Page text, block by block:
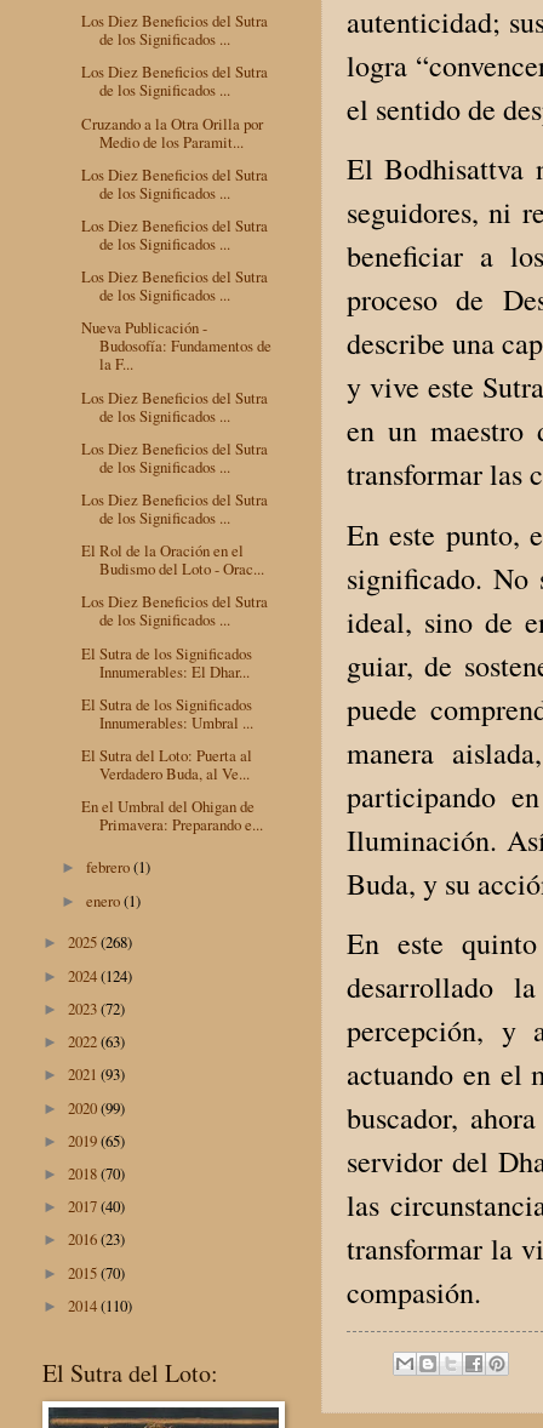
autenticidad;
logra
el sentido de
El Bodhisattva
seguidores, ni
beneficiar a
proceso de
describe una
y vive este
en un maestro
transformar las
En este punto,
significado. No
ideal, sino de
guiar, de
puede
manera
participando
Iluminación.
Buda, y su
En este
desarrollado
percepción, y
actuando en el
buscador,
servidor del
las
transformar la
compasión.
Los Diez Beneficios del Sutra
de los Significados ...
Los Diez Beneficios del Sutra
de los Significados ...
Cruzando a la Otra Orilla por
Medio de los Paramit...
Los Diez Beneficios del Sutra
de los Significados ...
Los Diez Beneficios del Sutra
de los Significados ...
Los Diez Beneficios del Sutra
de los Significados ...
Nueva Publicación -
Budosofía: Fundamentos de
la F...
Los Diez Beneficios del Sutra
de los Significados ...
Los Diez Beneficios del Sutra
de los Significados ...
Los Diez Beneficios del Sutra
de los Significados ...
El Rol de la Oración en el
Budismo del Loto - Orac...
Los Diez Beneficios del Sutra
de los Significados ...
El Sutra de los Significados
Innumerables: El Dhar...
El Sutra de los Significados
Innumerables: Umbral ...
El Sutra del Loto: Puerta al
Verdadero Buda, al Ve...
En el Umbral del Ohigan de
Primavera: Preparando e...
►febrero(1)
►enero(1)
► 2025(268)
► 2024(124)
► 2023(72)
► 2022(63)
► 2021 (93)
► 2020(99)
► 2019(65)
► 2018(70)
► 2017(40)
► 2016(23)
► 2015(70)
► 2014(110)
El Sutra del Loto: